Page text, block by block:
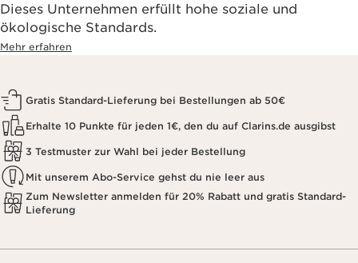
Dieses Unternehmen erfüllt hohe soziale und
ökologische Standards.
Mehr erfahren
Gratis Standard-Lieferung bei Bestellungen ab 50€
Erhalte 10 Punkte für jeden 1€, den du auf Clarins.de ausgibst
3 Testmuster zur Wahl bei jeder Bestellung
Mit unserem Abo-Service gehst du nie leer aus
Zum Newsletter anmelden für 20% Rabatt und gratis Standard-
Lieferung